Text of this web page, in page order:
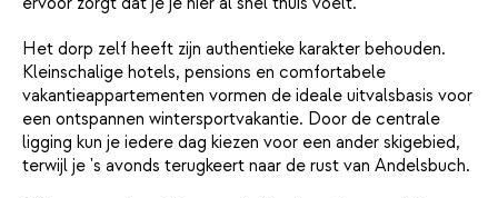
Het dorp zelf heeft zijn authentieke karakter behouden.
Kleinschalige hotels, pensions en comfortabele
vakantieappartementen vormen de ideale uitvalsbasis voor
een ontspannen wintersportvakantie. Door de centrale
ligging kun je iedere dag kiezen voor een ander skigebied,
terwijl je 's avonds terugkeert naar de rust van Andelsbuch.